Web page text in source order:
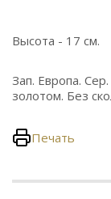
Высота - 17 см.
Зап. Европа.
золотом. Без
Печать